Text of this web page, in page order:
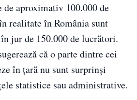
de aproximativ 100.000 de
realitate în România sunt
jur de 150.000 de lucrători.
că o parte dintre cei
în țară nu sunt surprinși
statistice sau administrative.